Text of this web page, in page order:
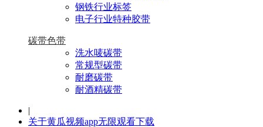
钢铁行业标签
电子行业特种胶带
碳带色带
洗水唛碳带
常规型碳带
耐磨碳带
耐酒精碳带
|
关于黄瓜视频app无限观看下载